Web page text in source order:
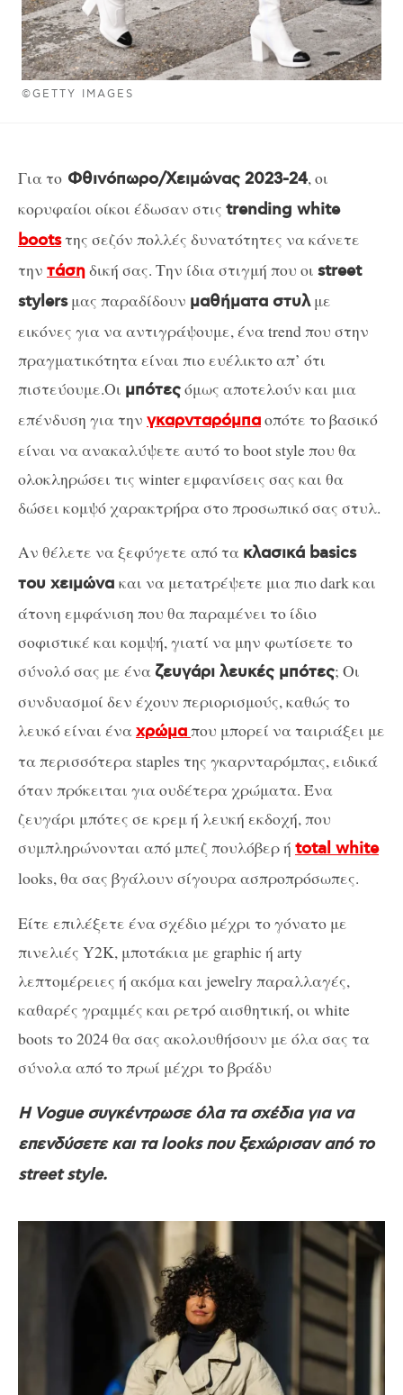
©GETTY IMAGES
Για το Φθινόπωρο/Χειμώνας 2023-24, οι
κορυφαίοι οίκοι έδωσαν στις trending white
bootsτης σεζόν πολλές δυνατότητες να κάνετε
την τάσηδική σας. Την ίδια στιγμή που οι street
stylersμας παραδίδουν μαθήματα στυλμε
εικόνες για να αντιγράψουμε, ένα trend που στην
πραγματικότητα είναι πιο ευέλικτο απ’ ότι
πιστεύουμε.Οι μπότεςόμως αποτελούν και μια
επένδυση για την γκαρνταρόμπαοπότε το βασικό
είναι να ανακαλύψετε αυτό το boot style που θα
ολοκληρώσει τις winter εμφανίσεις σας και θα
δώσει κομψό χαρακτρήρα στο προσωπικό σας στυλ.
Αν θέλετε να ξεφύγετε από τα κλασικά basics
του χειμώνα και να μετατρέψετε μια πιο dark και
άτονη εμφάνιση που θα παραμένει το ίδιο
σοφιστικέ και κομψή, γιατί να μην φωτίσετε το
σύνολό σας με ένα ζευγάρι λευκές μπότες; Οι
συνδυασμοί δεν έχουν περιορισμούς, καθώς το
λευκό είναι έναχρώμαπου μπορεί να ταιριάξει με
τα περισσότερα staples της γκαρνταρόμπας, ειδικά
όταν πρόκειται για ουδέτερα χρώματα. Ένα
ζευγάρι μπότες σε κρεμ ή λευκή εκδοχή, που
συμπληρώνονται από μπεζ πουλόβερ ή total white
looks, θα σας βγάλουν σίγουρα ασπροπρόσωπες.
Είτε επιλέξετε ένα σχέδιο μέχρι το γόνατο με
πινελιές Y2K, μποτάκια με graphic ή arty
λεπτομέρειες ή ακόμα και jewelry παραλλαγές,
καθαρές γραμμές και ρετρό αισθητική, οι white
boots το 2024 θα σας ακολουθήσουν με όλα σας τα
σύνολα από το πρωί μέχρι το βράδυ
Η Vogue συγκέντρωσε όλα τα σχέδια για να
επενδύσετε και τα looks που ξεχώρισαν από το
street style.